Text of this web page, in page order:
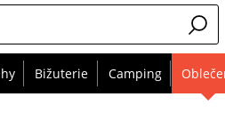
Bižuterie Camping